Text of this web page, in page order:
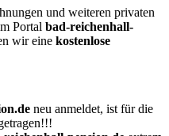
und weiteren privaten
Portal bad-reichenhall-
wir eine kostenlose
neu anmeldet, ist für die